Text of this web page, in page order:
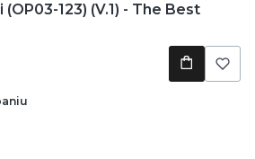
123) (V.1) - The Best